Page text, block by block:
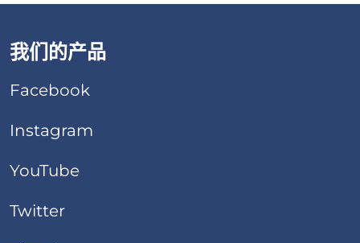
我们的产品
Facebook
Instagram
YouTube
Twitter